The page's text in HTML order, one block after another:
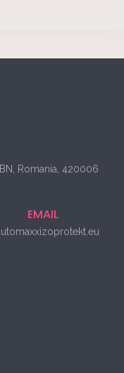
Romania, 420006
EMAIL